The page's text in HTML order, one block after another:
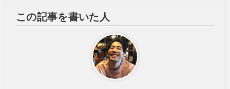
この記事を書いた人